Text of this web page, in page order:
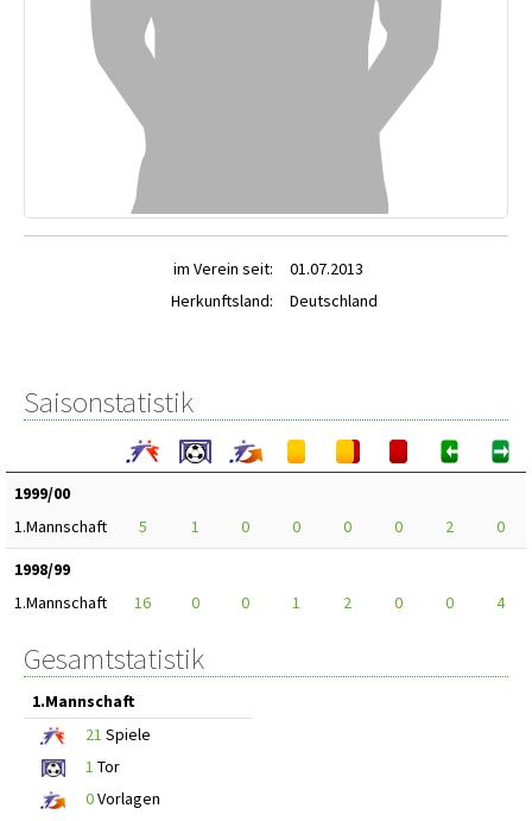
im Verein seit:
01.07.2013
Herkunftsland:
Deutschland
Saisonstatistik
1999/00
1.Mannschaft
5 1 0 0 0 0 2
0
1998/99
1.Mannschaft
16 0 0 1 2 0 0 4
Gesamtstatistik
1.Mannschaft
21 Spiele
1 Tor
0Vorlagen